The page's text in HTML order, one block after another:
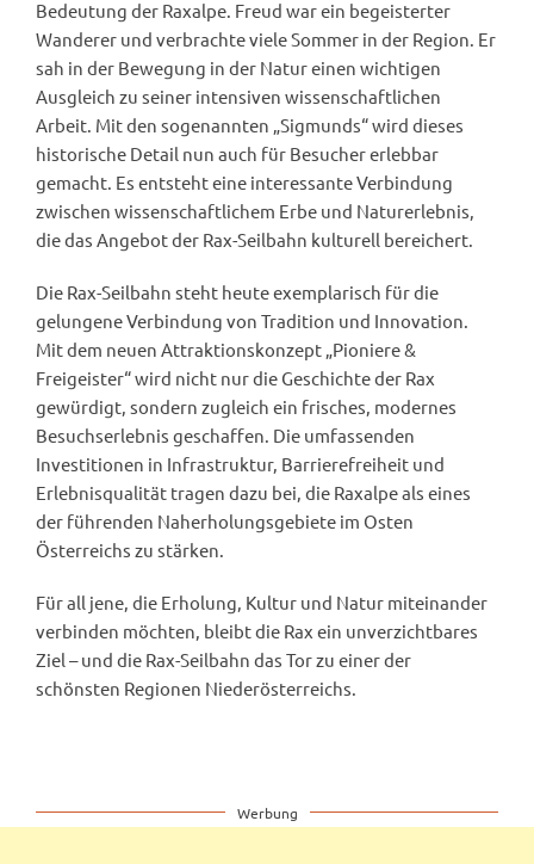
Bedeutung der Raxalpe. Freud war ein begeisterter
Wanderer und verbrachte viele Sommer in der Region. Er
sah in der Bewegung in der Natur einen wichtigen
Ausgleich zu seiner intensiven wissenschaftlichen
Arbeit. Mit den sogenannten „Sigmunds“ wird dieses
historische Detail nun auch für Besucher erlebbar
gemacht. Es entsteht eine interessante Verbindung
zwischen wissenschaftlichem Erbe und Naturerlebnis,
die das Angebot der Rax-Seilbahn kulturell bereichert.
Die Rax-Seilbahn steht heute exemplarisch für die
gelungene Verbindung von Tradition und Innovation.
Mit dem neuen Attraktionskonzept „Pioniere &
Freigeister“ wird nicht nur die Geschichte der Rax
gewürdigt, sondern zugleich ein frisches, modernes
Besuchserlebnis geschaffen. Die umfassenden
Investitionen in Infrastruktur, Barrierefreiheit und
Erlebnisqualität tragen dazu bei, die Raxalpe als eines
der führenden Naherholungsgebiete im Osten
Österreichs zu stärken.
Für all jene, die Erholung, Kultur und Natur miteinander
verbinden möchten, bleibt die Rax ein unverzichtbares
Ziel – und die Rax-Seilbahn das Tor zu einer der
schönsten Regionen Niederösterreichs.
Werbung